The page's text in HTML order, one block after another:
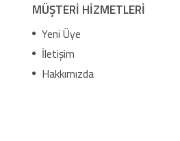
MÜŞTERİ HİZMETLERİ
Yeni Üye
İletişim
Hakkımızda